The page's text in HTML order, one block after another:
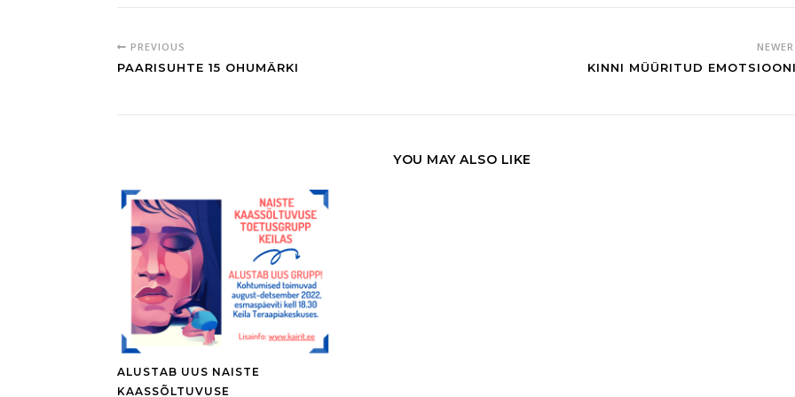
PREVIOUS
PAARISUHTE 15 OHUMÄRKI KINNI MÜÜRITUD
YOU MAY ALSO LIKE
ALUSTAB UUS NAISTE
KAASSÕLTUVUSE